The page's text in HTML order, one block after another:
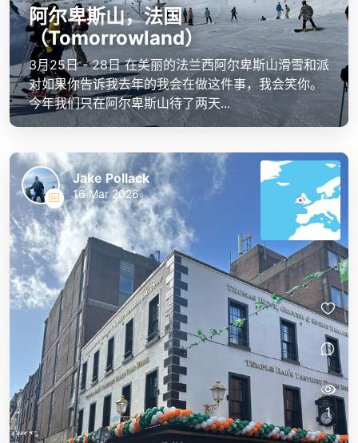
阿尔卑斯山，法国
（Tomorrowland）
3月25日 - 28日 在美丽的法兰西阿尔卑斯山滑雪和派
对如果你告诉我去年的我会在做这件事，我会笑你。
今年我们只在阿尔卑斯山待了两天...
Jake Pollack
16 Mar 2026
1